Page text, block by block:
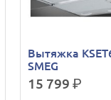
Вытяжка
SMEG
15 799р.